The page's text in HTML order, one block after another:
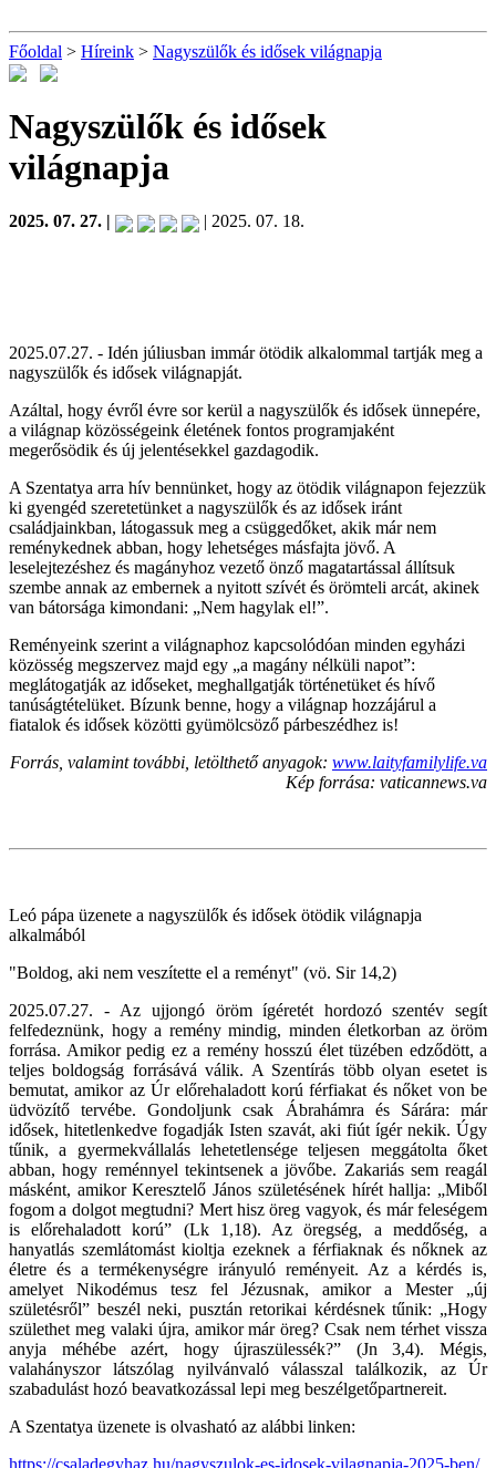
Főoldal > Híreink > Nagyszülők és idősek világnapja
Nagyszülők és idősek
világnapja
2025. 07. 27. | | 2025. 07. 18.
2025.07.27. - Idén júliusban immár ötödik alkalommal tartják meg a
nagyszülők és idősek világnapját.
Azáltal, hogy évről évre sor kerül a nagyszülők és idősek ünnepére,
a világnap közösségeink életének fontos programjaként
megerősödik és új jelentésekkel gazdagodik.
A Szentatya arra hív bennünket, hogy az ötödik világnapon fejezzük
ki gyengéd szeretetünket a nagyszülők és az idősek iránt
családjainkban, látogassuk meg a csüggedőket, akik már nem
reménykednek abban, hogy lehetséges másfajta jövő. A
leselejtezéshez és magányhoz vezető önző magatartással állítsuk
szembe annak az embernek a nyitott szívét és örömteli arcát, akinek
van bátorsága kimondani: „Nem hagylak el!”.
Reményeink szerint a világnaphoz kapcsolódóan minden egyházi
közösség megszervez majd egy „a magány nélküli napot”:
meglátogatják az időseket, meghallgatják történetüket és hívő
tanúságtételüket. Bízunk benne, hogy a világnap hozzájárul a
fiatalok és idősek közötti gyümölcsöző párbeszédhez is!
Forrás, valamint további, letölthető anyagok: www.laityfamilylife.va
Kép forrása: vaticannews.va
Leó pápa üzenete a nagyszülők és idősek ötödik világnapja
alkalmából
"Boldog, aki nem veszítette el a reményt" (vö. Sir 14,2)
2025.07.27. - Az ujjongó öröm ígéretét hordozó szentév segít
felfedeznünk, hogy a remény mindig, minden életkorban az öröm
forrása. Amikor pedig ez a remény hosszú élet tüzében edződött, a
teljes boldogság forrásává válik. A Szentírás több olyan esetet is
bemutat, amikor az Úr előrehaladott korú férfiakat és nőket von be
üdvözítő tervébe. Gondoljunk csak Ábrahámra és Sárára: már
idősek, hitetlenkedve fogadják Isten szavát, aki fiút ígér nekik. Úgy
tűnik, a gyermekvállalás lehetetlensége teljesen meggátolta őket
abban, hogy reménnyel tekintsenek a jövőbe. Zakariás sem reagál
másként, amikor Keresztelő János születésének hírét hallja: „Miből
fogom a dolgot megtudni? Mert hisz öreg vagyok, és már feleségem
is előrehaladott korú” (Lk 1,18). Az öregség, a meddőség, a
hanyatlás szemlátomást kioltja ezeknek a férfiaknak és nőknek az
életre és a termékenységre irányuló reményeit. Az a kérdés is,
amelyet Nikodémus tesz fel Jézusnak, amikor a Mester „új
születésről” beszél neki, pusztán retorikai kérdésnek tűnik: „Hogy
születhet meg valaki újra, amikor már öreg? Csak nem térhet vissza
anyja méhébe azért, hogy újraszülessék?” (Jn 3,4). Mégis,
valahányszor látszólag nyilvánvaló válasszal találkozik, az Úr
szabadulást hozó beavatkozással lepi meg beszélgetőpartnereit.
A Szentatya üzenete is olvasható az alábbi linken:
https://csaladegyhaz.hu/nagyszulok-es-idosek-vilagnapja-2025-ben/